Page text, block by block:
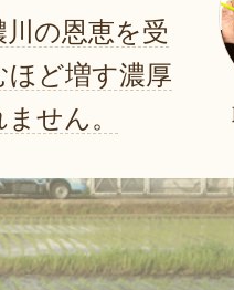
の恩恵を受
ど増す濃厚
せん。